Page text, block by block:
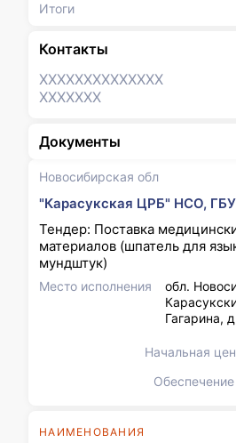
Новосибирская обл
"Карасукская ЦРБ" НСО,
Тендер: Поставка
материалов (шпатель для
мундштук)
Место исполнения
обл.
Гагарина,
Начальная
Обеспечение
НАИМЕНОВАНИЯ
Итоги
Контакты
XXXXXXXXXXXXXX
XXXXXXX
Документы